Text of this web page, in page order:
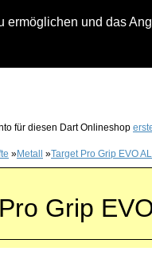
und das
für diesen Dart Onlineshop
»Metall »Target Pro Grip EVO
Grip